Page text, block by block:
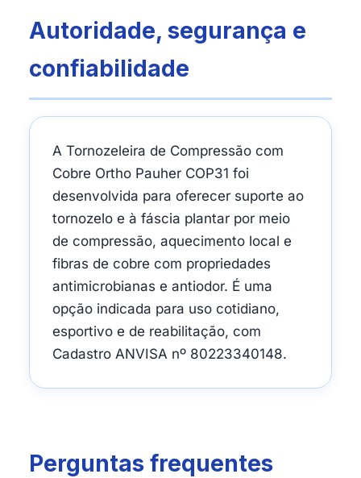
Autoridade, segurança e
confiabilidade
A Tornozeleira de Compressão com
Cobre Ortho Pauher COP31 foi
desenvolvida para oferecer suporte ao
tornozelo e à fáscia plantar por meio
de compressão, aquecimento local e
fibras de cobre com propriedades
antimicrobianas e antiodor. É uma
opção indicada para uso cotidiano,
esportivo e de reabilitação, com
Cadastro ANVISA nº 80223340148.
Perguntas frequentes